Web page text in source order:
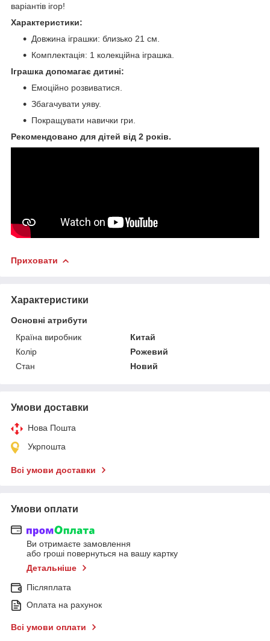
варіантів ігор!
Характеристики:
Довжина іграшки: близько 21 см.
Комплектація: 1 колекційна іграшка.
Іграшка допомагає дитині:
Емоційно розвиватися.
Збагачувати уяву.
Покращувати навички гри.
Рекомендовано для дітей від 2 років.
Приховати
Характеристики
Основні атрибути
Країна виробник
Китай
Колір
Рожевий
Стан
Новий
Умови доставки
Нова Пошта
Укрпошта
Всі умови доставки
Умови оплати
Ви отримаєте замовлення
або гроші повернуться на вашу картку
Детальніше
Післяплата
Оплата на рахунок
Всі умови оплати